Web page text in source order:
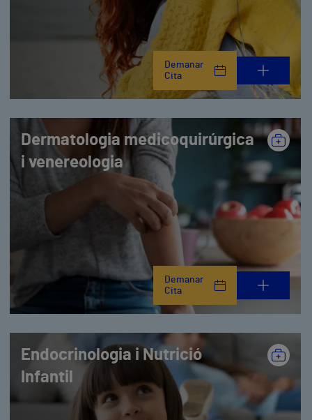
Demanar
Cita
Dermatologia medicoquirúrgica
i venereologia
Demanar
Cita
Endocrinologia i Nutrició
Infantil